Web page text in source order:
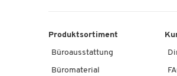
Produktsortiment
Büroausstattung
Büromaterial